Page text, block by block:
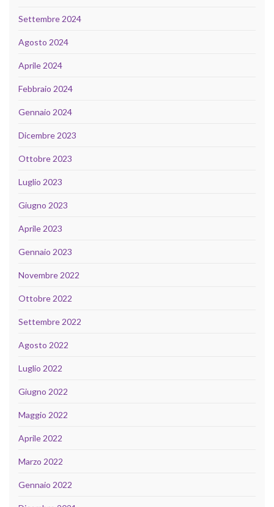
Settembre 2024
Agosto 2024
Aprile 2024
Febbraio 2024
Gennaio 2024
Dicembre 2023
Ottobre 2023
Luglio 2023
Giugno 2023
Aprile 2023
Gennaio 2023
Novembre 2022
Ottobre 2022
Settembre 2022
Agosto 2022
Luglio 2022
Giugno 2022
Maggio 2022
Aprile 2022
Marzo 2022
Gennaio 2022